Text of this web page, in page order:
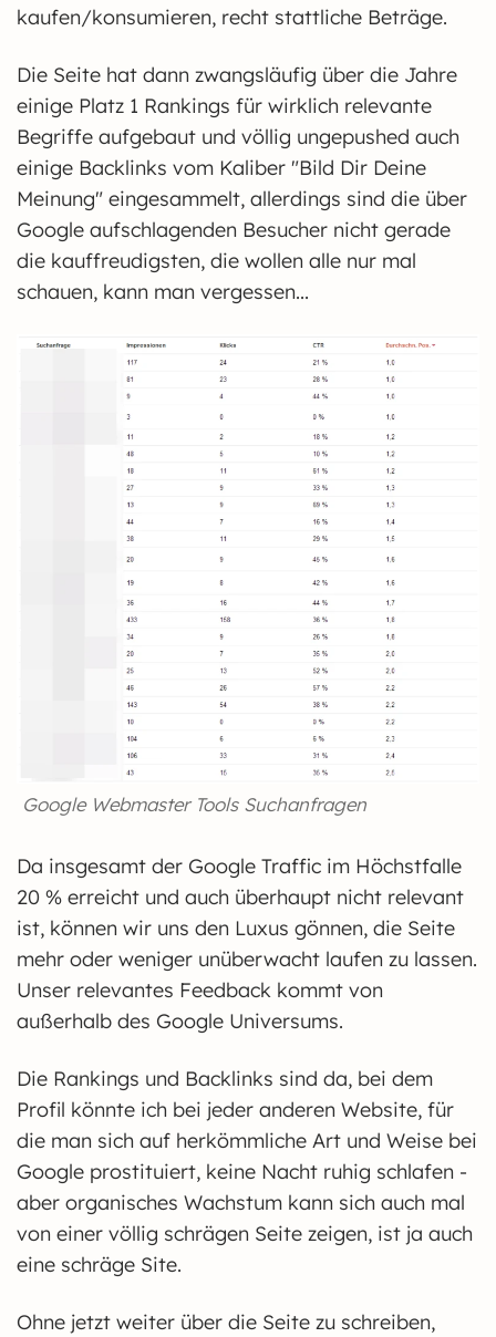
kaufen/konsumieren, recht stattliche Beträge.
Die Seite hat dann zwangsläufig über die Jahre
einige Platz 1 Rankings für wirklich relevante
Begriffe aufgebaut und völlig ungepushed auch
einige Backlinks vom Kaliber "Bild Dir Deine
Meinung" eingesammelt, allerdings sind die über
Google aufschlagenden Besucher nicht gerade
die kauffreudigsten, die wollen alle nur mal
schauen, kann man vergessen...
Google Webmaster Tools Suchanfragen
Da insgesamt der Google Traffic im Höchstfalle
20 % erreicht und auch überhaupt nicht relevant
ist, können wir uns den Luxus gönnen, die Seite
mehr oder weniger unüberwacht laufen zu lassen.
Unser relevantes Feedback kommt von
außerhalb des Google Universums.
Die Rankings und Backlinks sind da, bei dem
Profil könnte ich bei jeder anderen Website, für
die man sich auf herkömmliche Art und Weise bei
Google prostituiert, keine Nacht ruhig schlafen -
aber organisches Wachstum kann sich auch mal
von einer völlig schrägen Seite zeigen, ist ja auch
eine schräge Site.
Ohne jetzt weiter über die Seite zu schreiben,